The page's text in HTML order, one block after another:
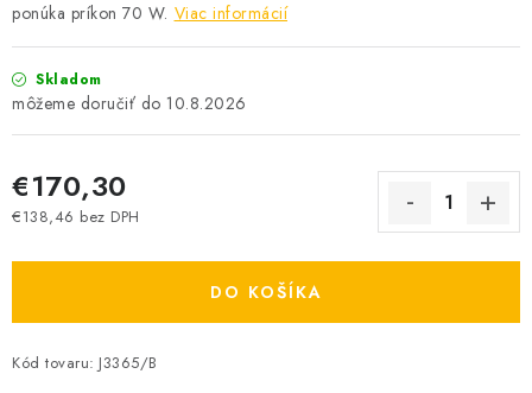
Obchodné podmienky
Podmienky ochrany osobných údajov
O nás - MEGALED & JANTON Zákamenné
Zľavy pre profíkov
ponúka príkon 70 W. Viac informácií
Skladom
10.8.2026
€170,30
€138,46 bez DPH
DO KOŠÍKA
Kód tovaru: J3365/B